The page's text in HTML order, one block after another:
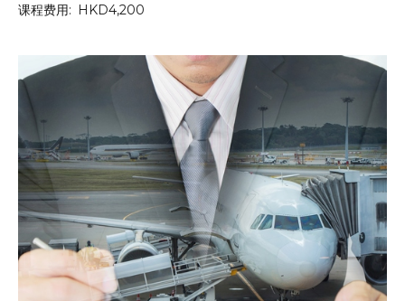
课程费用: HKD4,200